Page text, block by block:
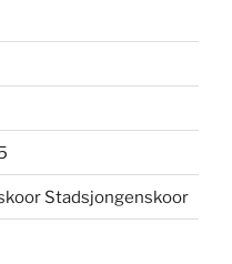
Stadsjongenskoor